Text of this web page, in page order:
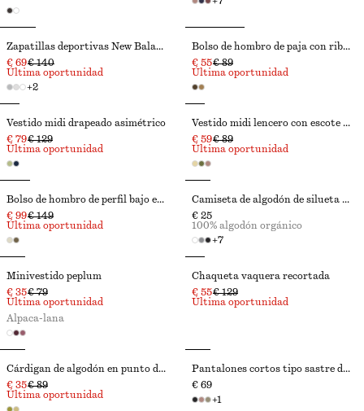
Zapatillas deportivas New Balance 204L
€ 69€ 140
+2
Última oportunidad
Bolso de hombro de paja con ribetes de piel
€ 55€ 89
Última oportunidad
Vestido midi drapeado asimétrico
€ 79€ 129
Última oportunidad
Vestido midi lencero con escote en pico
€ 59€ 89
Última oportunidad
Bolso de hombro de perfil bajo en piel
€ 99€ 149
Última oportunidad
Camiseta de algodón de silueta cuadrada
€ 25
+7
100% algodón orgánico
Minivestido peplum
€ 35€ 79
Última oportunidad
Alpaca-lana
Chaqueta vaquera recortada
€ 55€ 129
Última oportunidad
Cárdigan de algodón en punto de canalé
€ 35€ 89
Última oportunidad
Pantalones cortos tipo sastre de lino
€ 69
+1